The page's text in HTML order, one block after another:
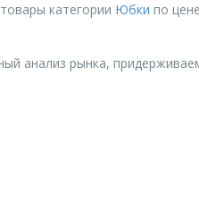
категории Юбки по
анализ рынка,